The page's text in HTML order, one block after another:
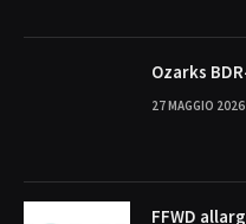
Ozarks
27 MAGGIO 2026
FFWD